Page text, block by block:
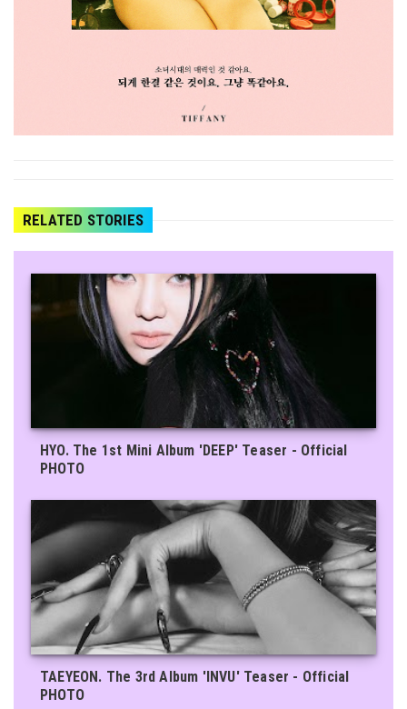
RELATED STORIES
HYO. The 1st Mini Album 'DEEP' Teaser - Official
PHOTO
TAEYEON. The 3rd Album 'INVU' Teaser - Official
PHOTO